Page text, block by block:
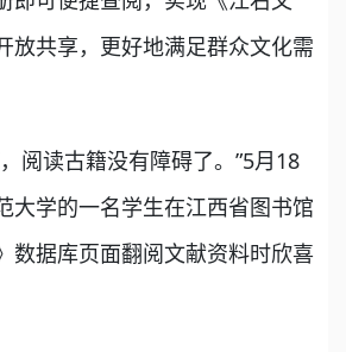
放共享，更好地满足群众文化需
读古籍没有障碍了。”5月18
大学的一名学生在江西省图书馆
数据库页面翻阅文献资料时欣喜